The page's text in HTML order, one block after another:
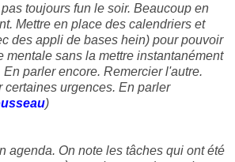
toujours fun le soir. Beaucoup en
Mettre en place des calendriers et
des appli de bases hein) pour pouvoir
mentale sans la mettre instantanément
parler encore. Remercier l'autre.
certaines urgences. En parler
)
agenda. On note les tâches qui ont été